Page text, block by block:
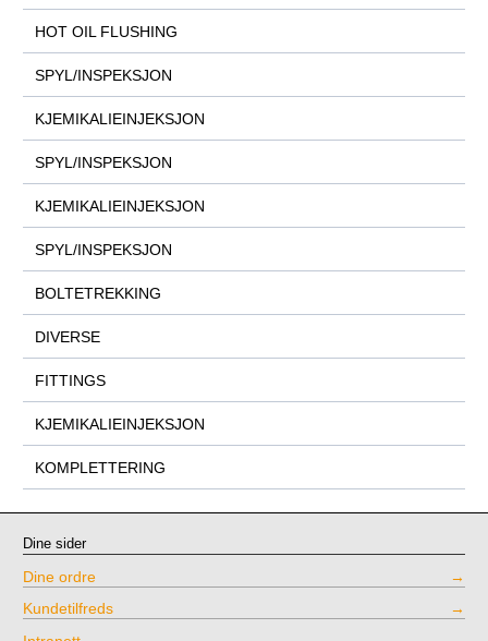
HOT OIL FLUSHING
SPYL/INSPEKSJON
KJEMIKALIEINJEKSJON
SPYL/INSPEKSJON
KJEMIKALIEINJEKSJON
SPYL/INSPEKSJON
BOLTETREKKING
DIVERSE
FITTINGS
KJEMIKALIEINJEKSJON
KOMPLETTERING
Dine sider
Dine ordre
Kundetilfreds